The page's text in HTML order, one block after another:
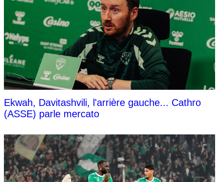
Ekwah, Davitashvili, l'arrière gauche... Cathro
(ASSE) parle mercato